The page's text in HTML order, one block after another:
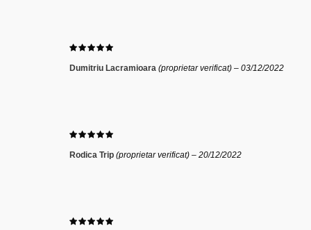
Dumitriu Lacramioara (proprietar verificat) – 03/12/2022
Rodica Trip (proprietar verificat) – 20/12/2022